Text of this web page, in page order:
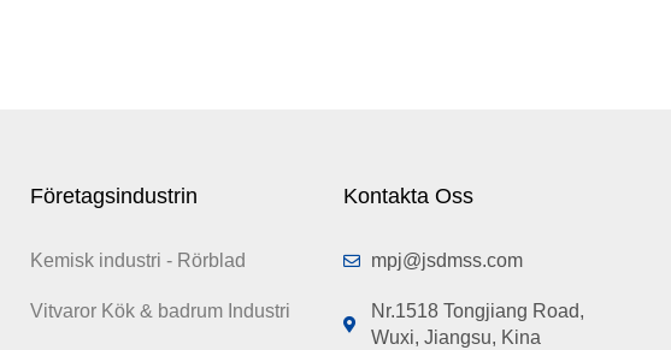
Företagsindustrin
Kemisk industri - Rörblad
Vitvaror Kök & badrum Industri
Kontakta Oss
mpj@jsdmss.com
Nr.1518 Tongjiang Road,
Wuxi, Jiangsu, Kina